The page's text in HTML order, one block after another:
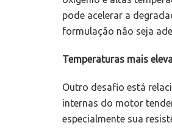
pode acelerar a
formulação não seja
Temperaturas mais
Outro desafio está
internas do motor
especialmente sua